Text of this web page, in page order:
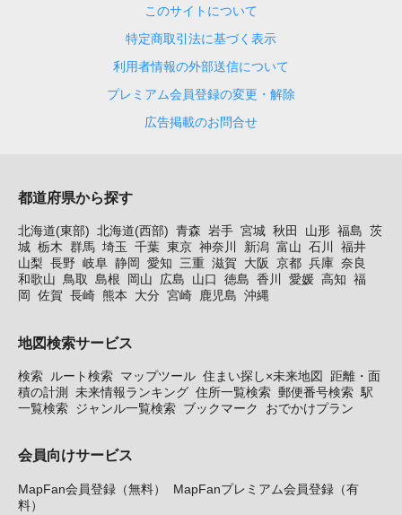
このサイトについて
特定商取引法に基づく表示
利用者情報の外部送信について
プレミアム会員登録の変更・解除
広告掲載のお問合せ
都道府県から探す
北海道(東部) 北海道(西部) 青森 岩手 宮城 秋田 山形 福島 茨
城 栃木 群馬 埼玉 千葉 東京 神奈川 新潟 富山 石川
福井
山梨 長野 岐阜 静岡 愛知 三重 滋賀 大阪 京都 兵庫 奈良
和歌山 鳥取 島根 岡山 広島 山口 徳島 香川 愛媛 高知 福
岡
佐賀 長崎 熊本 大分 宮崎 鹿児島 沖縄
地図検索サービス
検索 ルート検索 マップツール 住まい探し×未来地図
距離・面
積の計測
未来情報ランキング 住所一覧検索 郵便番号検索 駅
一覧検索 ジャンル一覧検索 ブックマーク おでかけプラン
会員向けサービス
MapFan会員登録（無料）
MapFanプレミアム会員登録（有
料）